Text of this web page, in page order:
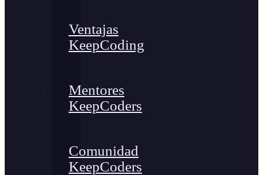
Ventajas
KeepCoding
Mentores
KeepCoders
Comunidad
KeepCoders